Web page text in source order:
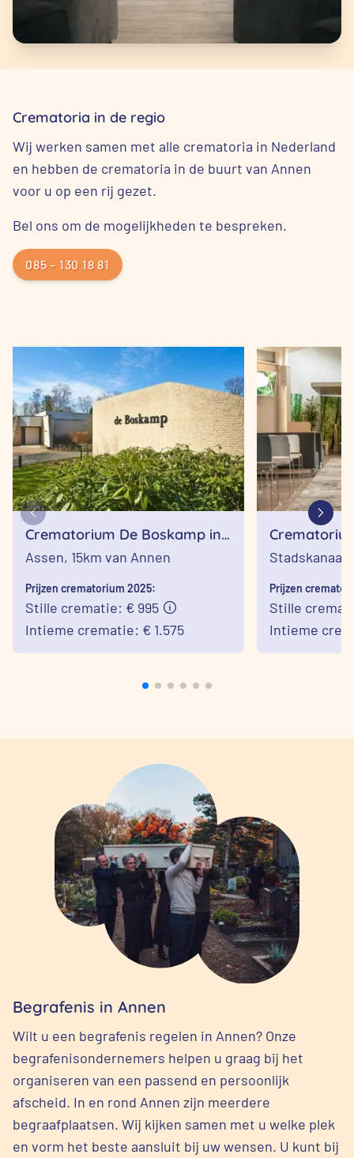
Crematoria in de regio
Wij werken samen met alle crematoria in Nederland
en hebben de crematoria in de buurt van Annen
voor u op een rij gezet.
Bel ons om de mogelijkheden te bespreken.
085 – 130 18 81
Crematorium De Boskamp in
Assen
Assen, 15km van Annen
Prijzen crematorium 2025:
Stille crematie: € 995
Intieme crematie: € 1.575
Stadskanaal
Stadskanaal,
Prijzen
Stille
Intieme
Begrafenis in Annen
Wilt u een begrafenis regelen in Annen? Onze
begrafenisondernemers helpen u graag bij het
organiseren van een passend en persoonlijk
afscheid. In en rond Annen zijn meerdere
begraafplaatsen. Wij kijken samen met u welke plek
en vorm het beste aansluit bij uw wensen. U kunt bij